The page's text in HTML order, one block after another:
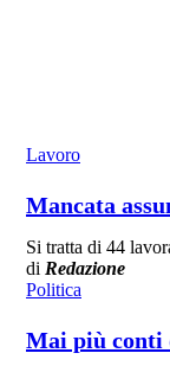
Lavoro
Mancata
Si tratta di 44
di Redazione
Politica
Mai più conti